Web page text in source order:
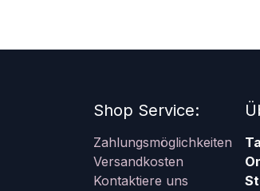
Shop Service:
Zahlungsmöglichkeiten
Versandkosten
Kontaktiere uns